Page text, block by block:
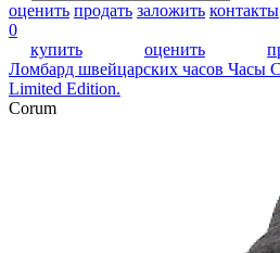
оценить продать заложить контакты
0
купить
оценить
Ломбард швейцарских часов Часы
Limited Edition.
Corum